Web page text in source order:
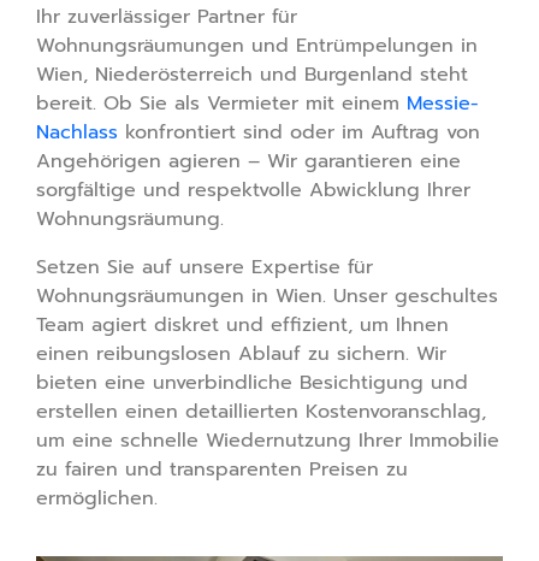
Ihr zuverlässiger Partner für
Wohnungsräumungen und Entrümpelungen in
Wien, Niederösterreich und Burgenland steht
bereit. Ob Sie als Vermieter mit einem Messie-
Nachlass konfrontiert sind oder im Auftrag von
Angehörigen agieren – Wir garantieren eine
sorgfältige und respektvolle Abwicklung Ihrer
Wohnungsräumung.
Setzen Sie auf unsere Expertise für
Wohnungsräumungen in Wien. Unser geschultes
Team agiert diskret und effizient, um Ihnen
einen reibungslosen Ablauf zu sichern. Wir
bieten eine unverbindliche Besichtigung und
erstellen einen detaillierten Kostenvoranschlag,
um eine schnelle Wiedernutzung Ihrer Immobilie
zu fairen und transparenten Preisen zu
ermöglichen.